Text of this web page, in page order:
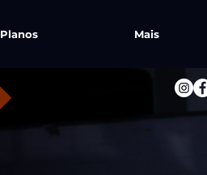
Planos Mais